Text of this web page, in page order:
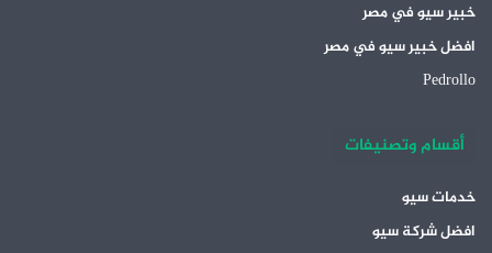
خبير سيو في مصر
افضل خبير سيو في مصر
Pedrollo
أقسام وتصنيفات
خدمات سيو
افضل شركة سيو